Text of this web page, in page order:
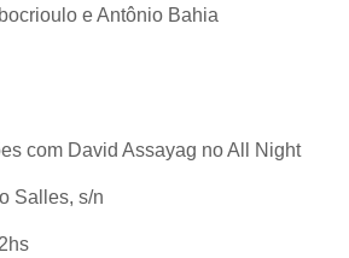
e Antônio Bahia
com David Assayag no All Night
Salles, s/n